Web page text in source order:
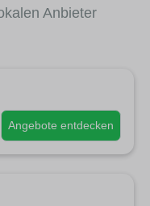
Anbieter
Angebote entdecken